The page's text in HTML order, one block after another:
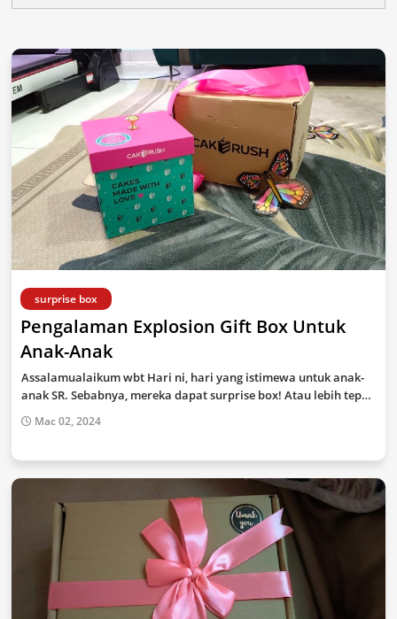
surprise box
Pengalaman Explosion Gift Box Untuk
Anak-Anak
Assalamualaikum wbt Hari ni, hari yang istimewa untuk anak-
anak SR. Sebabnya, mereka dapat surprise box! Atau lebih tep…
Mac 02, 2024